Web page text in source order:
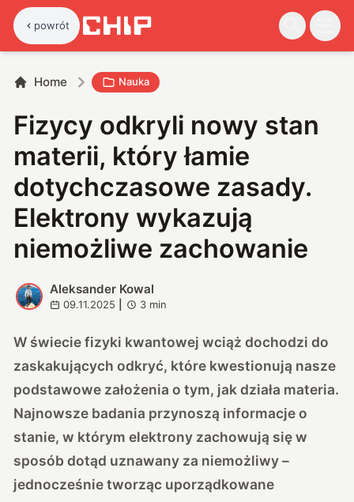
powrót
Home Nauka
Fizycy odkryli nowy stan
materii, który łamie
dotychczasowe zasady.
Elektrony wykazują
niemożliwe zachowanie
A
Aleksander Kowal
09.11.2025 3 min
W świecie fizyki kwantowej wciąż dochodzi do
zaskakujących odkryć, które kwestionują nasze
podstawowe założenia o tym, jak działa materia.
Najnowsze badania przynoszą informacje o
stanie, w którym elektrony zachowują się w
sposób dotąd uznawany za niemożliwy –
jednocześnie tworząc uporządkowane